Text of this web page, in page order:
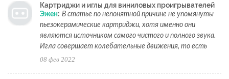
Картриджи и иглы для виниловых проигрывателей
Эжен: В статье по непонятной причине не упомянуты
пьезокерамические картриджи, хотя именно они
являются источником самого чистого и полного звука.
Игла совершает колебательные движения, то есть
08 фев 2022